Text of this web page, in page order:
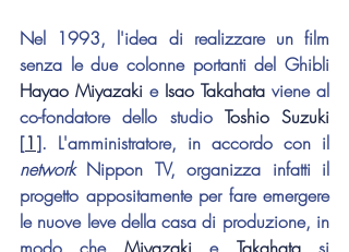
Nel 1993, l'idea di realizzare un film
Hayao Miyazaki e Isao Takahata viene al
co-fondatore dello studio
[1]
network Nippon TV, organizza infatti il
progetto appositamente per fare emergere
le nuove leve della casa di produzione, in